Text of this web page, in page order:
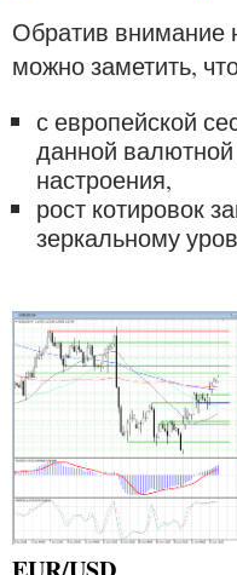
Обратив внимание
можно заметить,
с европейской
данной
настроения,
рост котировок
зеркальному